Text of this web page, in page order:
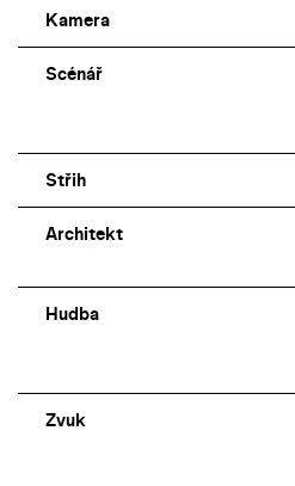
Kamera
Scénář
Střih
Architekt
Hudba
Zvuk